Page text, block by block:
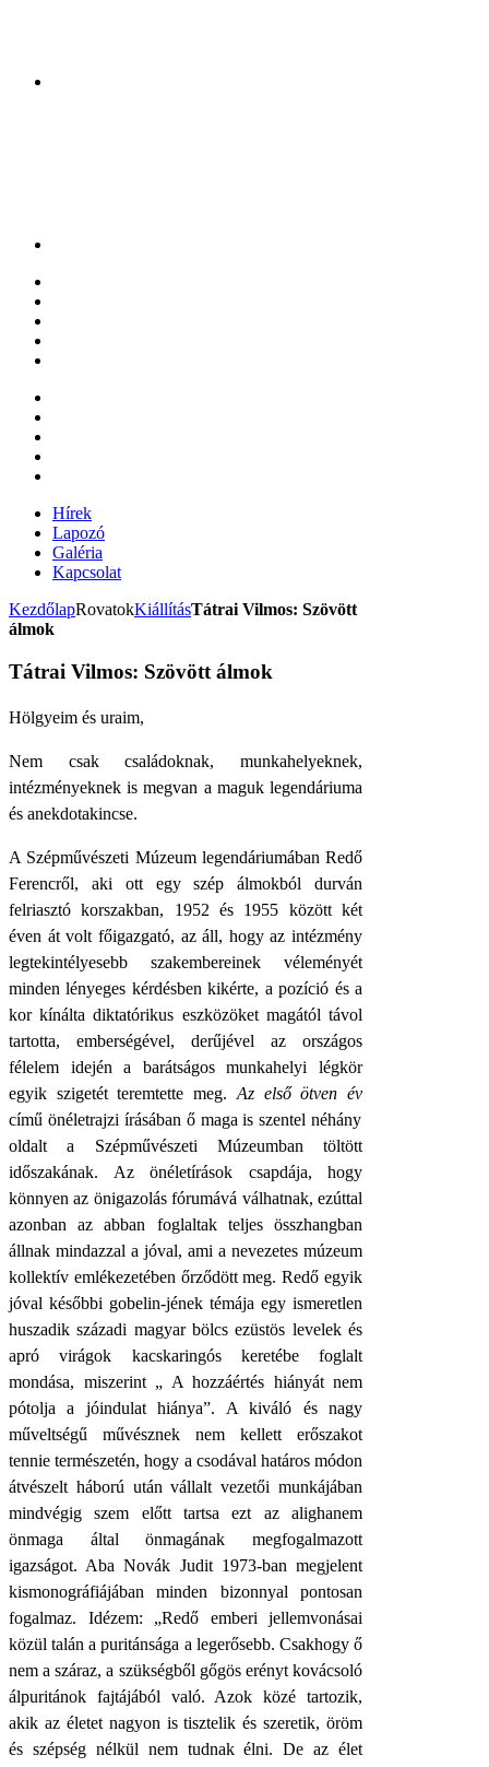
Hírek
Lapozó
Galéria
Kapcsolat
KezdőlapRovatokKiállításTátrai Vilmos: Szövött
álmok
Tátrai Vilmos: Szövött álmok
Hölgyeim és uraim,
Nem csak családoknak, munkahelyeknek,
intézményeknek is megvan a maguk legendáriuma
és anekdotakincse.
A Szépművészeti Múzeum legendáriumában Redő
Ferencről, aki ott egy szép álmokból durván
felriasztó korszakban, 1952 és 1955 között két
éven át volt főigazgató, az áll, hogy az intézmény
legtekintélyesebb szakembereinek véleményét
minden lényeges kérdésben kikérte, a pozíció és a
kor kínálta diktatórikus eszközöket magától távol
tartotta, emberségével, derűjével az országos
félelem idején a barátságos munkahelyi légkör
egyik szigetét teremtette meg. Az első ötven év
című önéletrajzi írásában ő maga is szentel néhány
oldalt a Szépművészeti Múzeumban töltött
időszakának. Az önéletírások csapdája, hogy
könnyen az önigazolás fórumává válhatnak, ezúttal
azonban az abban foglaltak teljes összhangban
állnak mindazzal a jóval, ami a nevezetes múzeum
kollektív emlékezetében őrződött meg. Redő egyik
jóval későbbi gobelin-jének témája egy ismeretlen
huszadik századi magyar bölcs ezüstös levelek és
apró virágok kacskaringós keretébe foglalt
mondása, miszerint „ A hozzáértés hiányát nem
pótolja a jóindulat hiánya”. A kiváló és nagy
műveltségű művésznek nem kellett erőszakot
tennie természetén, hogy a csodával határos módon
átvészelt háború után vállalt vezetői munkájában
mindvégig szem előtt tartsa ezt az alighanem
önmaga által önmagának megfogalmazott
igazságot. Aba Novák Judit 1973-ban megjelent
kismonográfiájában minden bizonnyal pontosan
fogalmaz. Idézem: „Redő emberi jellemvonásai
közül talán a puritánsága a legerősebb. Csakhogy ő
nem a száraz, a szükségből gőgös erényt kovácsoló
álpuritánok fajtájából való. Azok közé tartozik,
akik az életet nagyon is tisztelik és szeretik, öröm
és szépség nélkül nem tudnak élni. De az élet